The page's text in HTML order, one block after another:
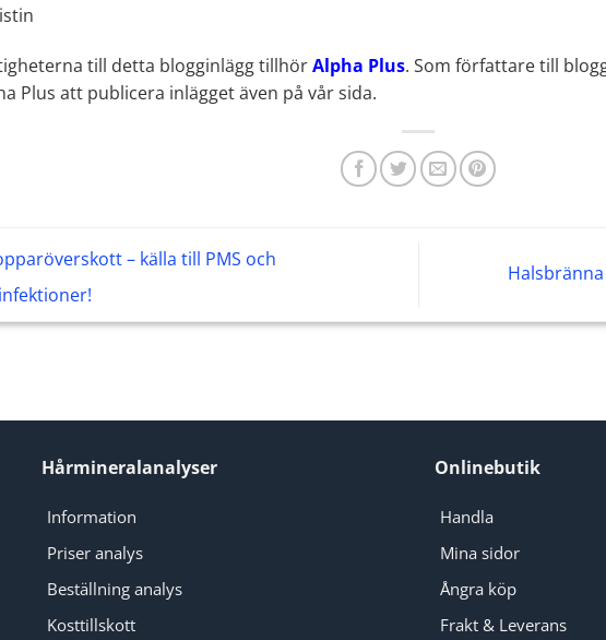
till detta blogginlägg tillhörAlpha Plus. Som författare till
Plus att publicera inlägget även på vår sida.
– källa till PMS och
Hårmineralanalyser
Information
Priser analys
Beställning analys
Kosttillskott
Onlinebutik
Handla
Mina sidor
Ångra köp
Frakt & Leverans